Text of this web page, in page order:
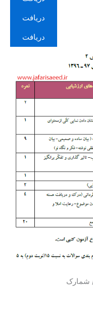
دریافت
دریافت